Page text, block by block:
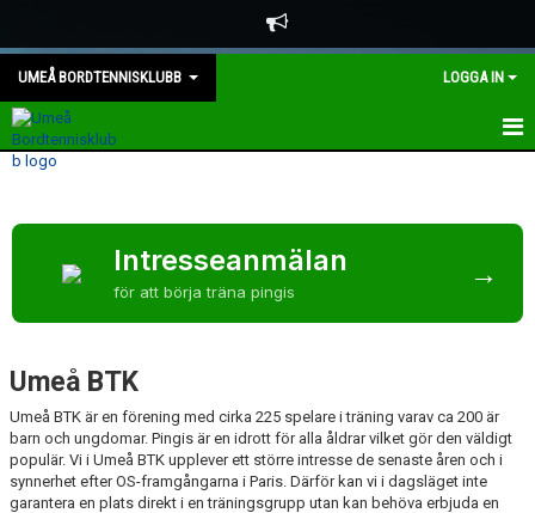
UMEÅ BORDTENNISKLUBB LOGGA IN
UMEÅ BTK
NYHETER
KONTAKT
TÄVLINGSPROGRAM 26/27
WEBSHOP
TÄVLINGSANMÄLAN
DOKUMENT
Intresseanmälan
för att börja träna pingis
→
Umeå BTK
Umeå BTK är en förening med cirka 225 spelare i träning varav ca 200 är
barn och ungdomar. Pingis är en idrott för alla åldrar vilket gör den väldigt
populär. Vi i Umeå BTK upplever ett större intresse de senaste åren och i
synnerhet efter OS-framgångarna i Paris. Därför kan vi i dagsläget inte
garantera en plats direkt i en träningsgrupp utan kan behöva erbjuda en